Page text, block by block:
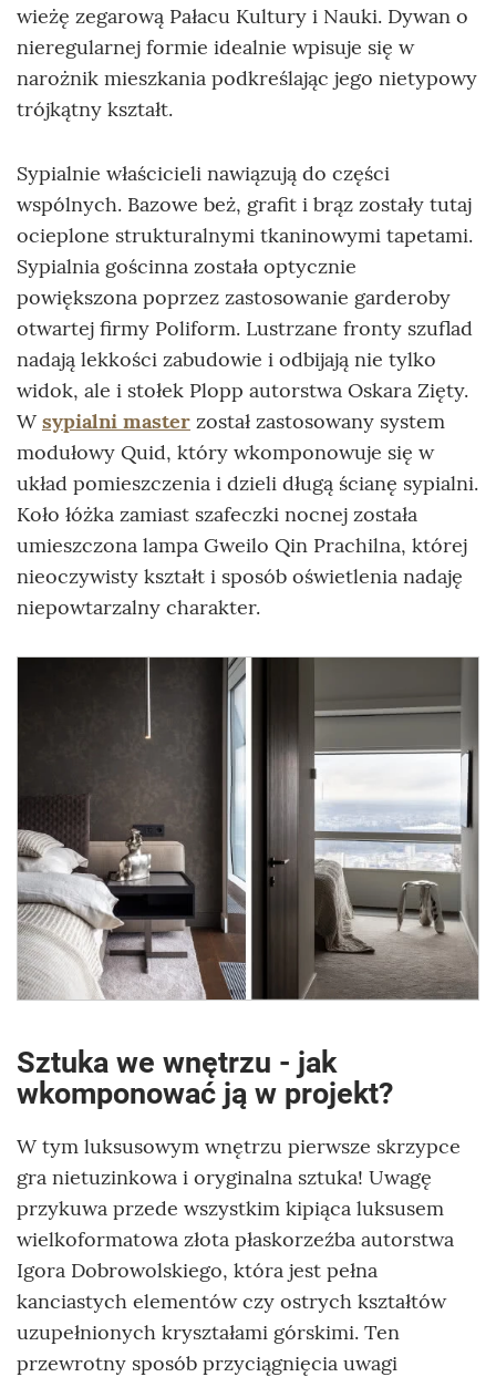
wieżę zegarową Pałacu Kultury i Nauki. Dywan o
nieregularnej formie idealnie wpisuje się w
narożnik mieszkania podkreślając jego nietypowy
trójkątny kształt.
Sypialnie właścicieli nawiązują do części
wspólnych. Bazowe beż, grafit i brąz zostały tutaj
ocieplone strukturalnymi tkaninowymi tapetami.
Sypialnia gościnna została optycznie
powiększona poprzez zastosowanie garderoby
otwartej firmy Poliform. Lustrzane fronty szuflad
nadają lekkości zabudowie i odbijają nie tylko
widok, ale i stołek Plopp autorstwa Oskara Zięty.
Wsypialni master został zastosowany system
modułowy Quid, który wkomponowuje się w
układ pomieszczenia i dzieli długą ścianę sypialni.
Koło łóżka zamiast szafeczki nocnej została
umieszczona lampa Gweilo Qin Prachilna, której
nieoczywisty kształt i sposób oświetlenia nadaję
niepowtarzalny charakter.
Sztuka we wnętrzu - jak
wkomponować ją w projekt?
W tym luksusowym wnętrzu pierwsze skrzypce
gra nietuzinkowa i oryginalna sztuka! Uwagę
przykuwa przede wszystkim kipiąca luksusem
wielkoformatowa złota płaskorzeźba autorstwa
Igora Dobrowolskiego, która jest pełna
kanciastych elementów czy ostrych kształtów
uzupełnionych kryształami górskimi. Ten
przewrotny sposób przyciągnięcia uwagi